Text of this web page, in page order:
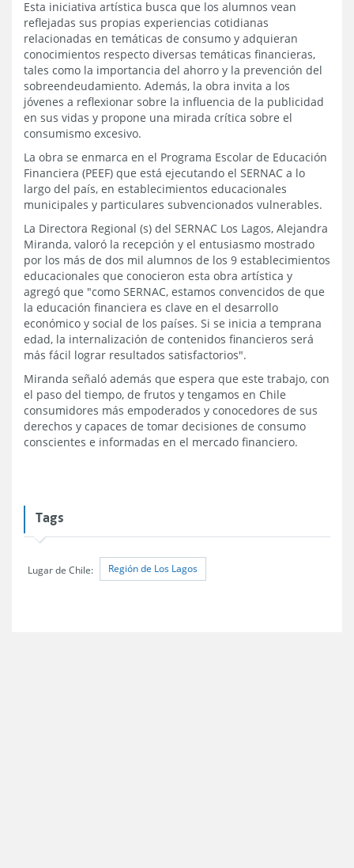
Esta iniciativa artística busca que los alumnos vean
reflejadas sus propias experiencias cotidianas
relacionadas en temáticas de consumo y adquieran
conocimientos respecto diversas temáticas financieras,
tales como la importancia del ahorro y la prevención del
sobreendeudamiento. Además, la obra invita a los
jóvenes a reflexionar sobre la influencia de la publicidad
en sus vidas y propone una mirada crítica sobre el
consumismo excesivo.
La obra se enmarca en el Programa Escolar de Educación
Financiera (PEEF) que está ejecutando el SERNAC a lo
largo del país, en establecimientos educacionales
municipales y particulares subvencionados vulnerables.
La Directora Regional (s) del SERNAC Los Lagos, Alejandra
Miranda, valoró la recepción y el entusiasmo mostrado
por los más de dos mil alumnos de los 9 establecimientos
educacionales que conocieron esta obra artística y
agregó que "como SERNAC, estamos convencidos de que
la educación financiera es clave en el desarrollo
económico y social de los países. Si se inicia a temprana
edad, la internalización de contenidos financieros será
más fácil lograr resultados satisfactorios".
Miranda señaló además que espera que este trabajo, con
el paso del tiempo, de frutos y tengamos en Chile
consumidores más empoderados y conocedores de sus
derechos y capaces de tomar decisiones de consumo
conscientes e informadas en el mercado financiero.
Tags
Lugar de Chile: Región de Los Lagos